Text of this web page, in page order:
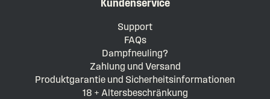
Kundenservice
Support
FAQs
Dampfneuling?
Zahlung und Versand
Produktgarantie und Sicherheitsinformationen
18 + Altersbeschränkung